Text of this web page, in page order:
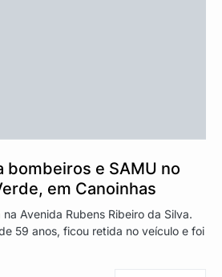
bombeiros e SAMU no
em Canoinhas
Avenida Rubens Ribeiro da Silva.
59 anos, ficou retida no veículo e foi